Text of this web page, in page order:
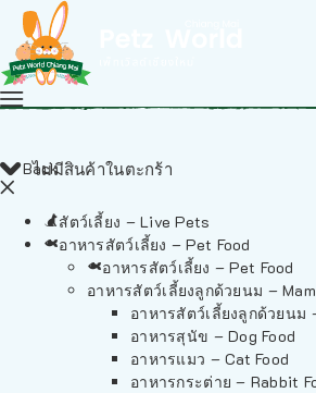
ไม่มีสินค้าในตะกร้า
Back
สัตว์เลี้ยง – Live Pets
อาหารสัตว์เลี้ยง – Pet Food
อาหารสัตว์เลี้ยง – Pet Food
อาหารสัตว์เลี้ยงลูกด้วยนม –
อาหารสัตว์เลี้ยงลูกด้วยนม
อาหารสุนัข – Dog Food
อาหารแมว – Cat Food
อาหารกระต่าย – Rabbit